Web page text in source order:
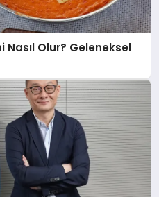
Nasıl Olur? Geleneksel